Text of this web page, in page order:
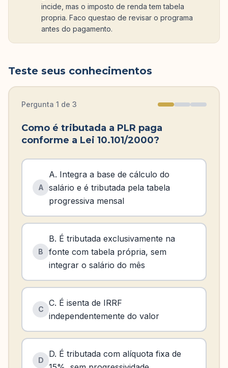
incide, mas o imposto de renda tem tabela
propria. Faco questao de revisar o programa
antes do pagamento.
Teste seus conhecimentos
Pergunta 1 de 3
Como é tributada a PLR paga
conforme a Lei 10.101/2000?
A
A. Integra a base de cálculo do
salário e é tributada pela tabela
progressiva mensal
B
B. É tributada exclusivamente na
fonte com tabela própria, sem
integrar o salário do mês
C
C. É isenta de IRRF
independentemente do valor
D
D. É tributada com alíquota fixa de